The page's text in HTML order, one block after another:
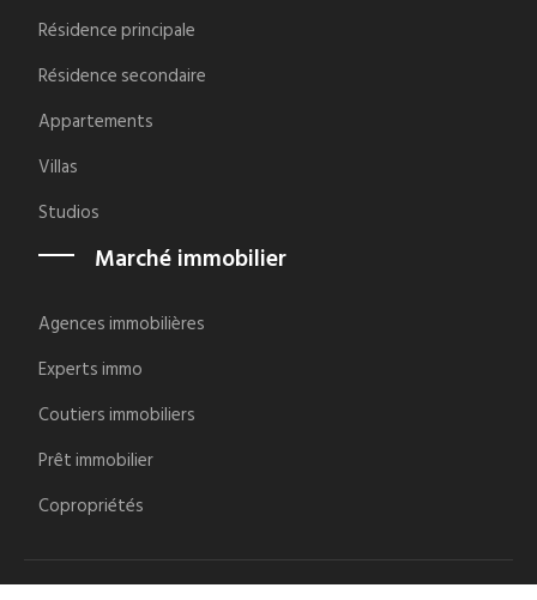
Résidence principale
Résidence secondaire
Appartements
Villas
Studios
Marché immobilier
Agences immobilières
Experts immo
Coutiers immobiliers
Prêt immobilier
Copropriétés